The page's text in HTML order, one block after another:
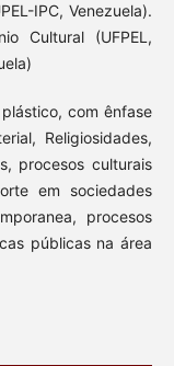
IPC, Venezuela).
Cultural (UFPEL,
com ênfase
Religiosidades,
procesos culturais
em sociedades
procesos
públicas na área